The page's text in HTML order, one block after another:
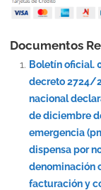
Documentos
Boletín oficial.
decreto 2724/
nacional
de diciembre
emergencia
dispensa por
denominación
facturación y